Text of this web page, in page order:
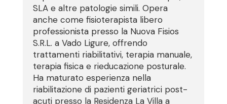
SLA e altre patologie simili. Opera
anche come fisioterapista libero
professionista presso la Nuova Fisios
S.R.L. a Vado Ligure, offrendo
trattamenti riabilitativi, terapia manuale,
terapia fisica e rieducazione posturale.
Ha maturato esperienza nella
riabilitazione di pazienti geriatrici post-
acuti presso la Residenza La Villa a